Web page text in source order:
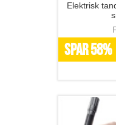
Elektrisk
SPAR 58%